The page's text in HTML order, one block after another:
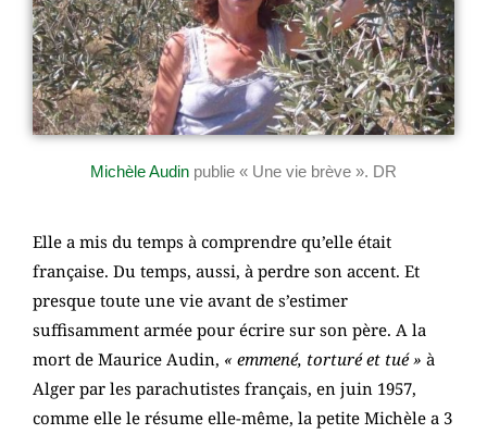
Michèle Audin publie « Une vie brève ». DR
Elle a mis du temps à comprendre qu’elle était
française. Du temps, aussi, à perdre son accent. Et
presque toute une vie avant de s’estimer
suffisamment armée pour écrire sur son père. A la
mort de Maurice Audin, « emmené, torturé et tué » à
Alger par les parachutistes français, en juin 1957,
comme elle le résume elle-même, la petite Michèle a 3